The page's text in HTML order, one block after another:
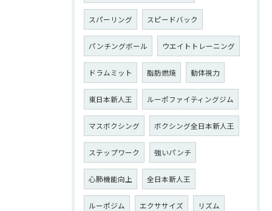
スパーリング スピードバック
パンチングボール ウエイトトレーニング
ドラムミット 脂肪燃焼 動体視力
東日本新人王 ルーポファイティングジム
マスボクシング ボクシング全日本新人王
ステップワーク 強いパンチ
心肺機能向上 全日本新人王
ルーポジム エクササイズ リズム